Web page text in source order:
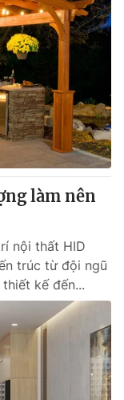
làm nên
nội thất HID
trúc từ đội ngũ
kế đến...